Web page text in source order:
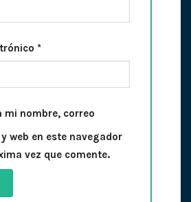
*
mi nombre, correo
web en este navegador
vez que comente.